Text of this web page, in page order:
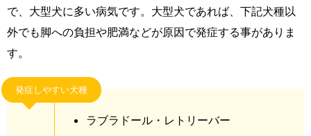
で、大型犬に多い病気です。大型犬であれば、下記犬種以
外でも脚への負担や肥満などが原因で発症する事がありま
す。
発症しやすい犬種
ラブラドール・レトリーバー